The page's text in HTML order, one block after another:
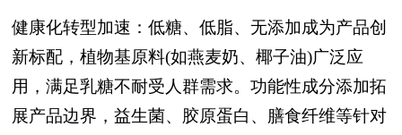
健康化转型加速：低糖、低脂、无添加成为产品创
新标配，植物基原料(如燕麦奶、椰子油)广泛应
用，满足乳糖不耐受人群需求。功能性成分添加拓
展产品边界，益生菌、胶原蛋白、膳食纤维等针对